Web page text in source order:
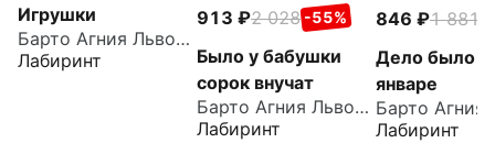
Игрушки
Барто Агния Львовна
Лабиринт
913 2 028 -55%
Было у бабушки
сорок внучат
Барто Агния Львовна
Лабиринт
846 1 881
Дело было в
январе
Лабиринт